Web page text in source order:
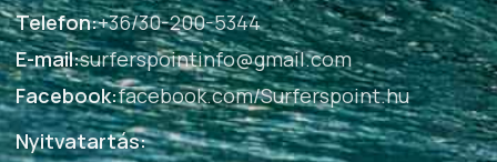
Telefon:+36/30-200-5344
E-mail:surferspointinfo@gmail.com
Facebook:facebook.com/Surferspoint.hu
Nyitvatartás: